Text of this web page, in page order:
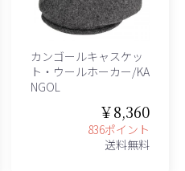
カンゴールキャスケッ
ト・ウールホーカー/KA
NGOL
￥8,360
836ポイント
送料無料